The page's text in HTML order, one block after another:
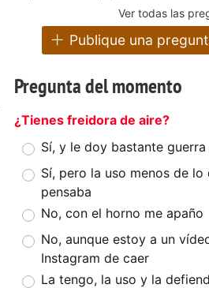
Ver todas las
Publique una
Pregunta del momento
¿Tienes freidora de aire?
Sí, y le doy bastante guerra
Sí, pero la uso menos de lo
pensaba
No, con el horno me apaño
No, aunque estoy a un
Instagram de caer
La tengo, la uso y la